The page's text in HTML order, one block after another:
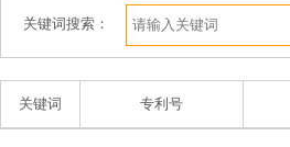
关键词搜索：
关键词 专利号